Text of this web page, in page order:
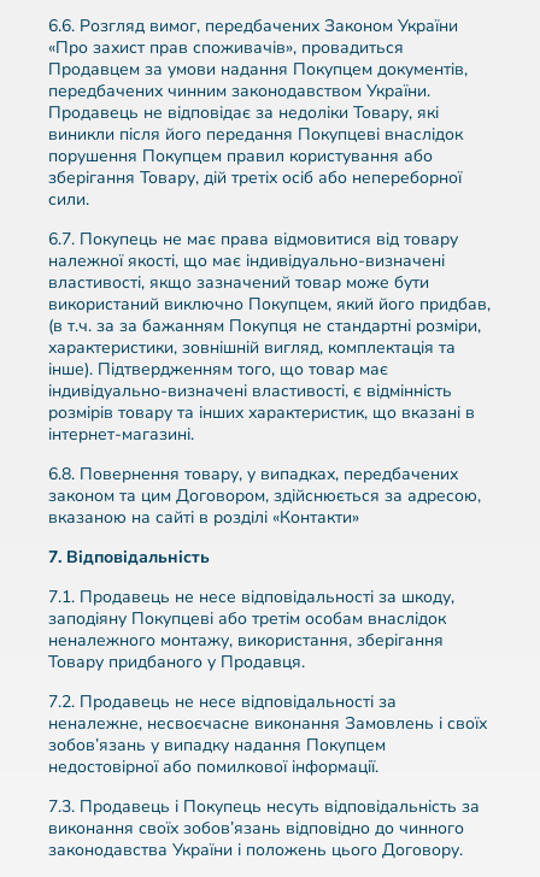
6.6. Розгляд вимог, передбачених Законом України
«Про захист прав споживачів», провадиться
Продавцем за умови надання Покупцем документів,
передбачених чинним законодавством України.
Продавець не відповідає за недоліки Товару, які
виникли після його передання Покупцеві внаслідок
порушення Покупцем правил користування або
зберігання Товару, дій третіх осіб або непереборної
сили.
6.7. Покупець не має права відмовитися від товару
належної якості, що має індивідуально-визначені
властивості, якщо зазначений товар може бути
використаний виключно Покупцем, який його придбав,
(в т.ч. за за бажанням Покупця не стандартні розміри,
характеристики, зовнішній вигляд, комплектація та
інше). Підтвердженням того, що товар має
індивідуально-визначені властивості, є відмінність
розмірів товару та інших характеристик, що вказані в
інтернет-магазині.
6.8. Повернення товару, у випадках, передбачених
законом та цим Договором, здійснюється за адресою,
вказаною на сайті в розділі «Контакти»
7. Відповідальність
7.1. Продавець не несе відповідальності за шкоду,
заподіяну Покупцеві або третім особам внаслідок
неналежного монтажу, використання, зберігання
Товару придбаного у Продавця.
7.2. Продавець не несе відповідальності за
неналежне, несвоєчасне виконання Замовлень і своїх
зобов’язань у випадку надання Покупцем
недостовірної або помилкової інформації.
7.3. Продавець і Покупець несуть відповідальність за
виконання своїх зобов’язань відповідно до чинного
законодавства України і положень цього Договору.